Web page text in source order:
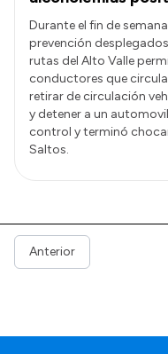
Durante el fin de
prevención
rutas del Alto Valle
conductores que
retirar de circulación
y detener a un
control y terminó
Saltos.
Anterior